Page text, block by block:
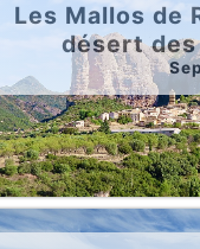
Les Mallos de
désert des